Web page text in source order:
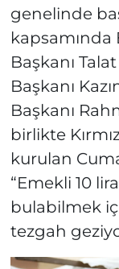
genelinde
kapsamında
Başkanı
Başkanı
Başkanı
birlikte
kurulan
“Emekli 10
bulabilmek
tezgah